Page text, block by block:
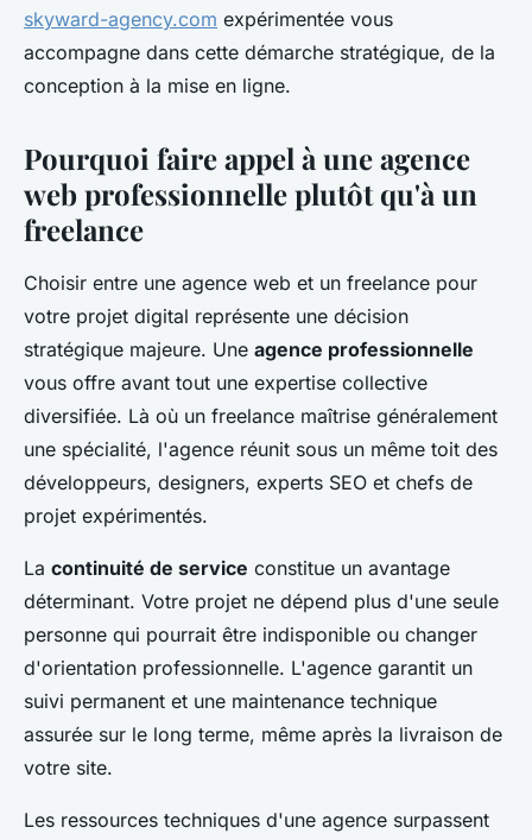
skyward-agency.com expérimentée vous
accompagne dans cette démarche stratégique, de la
conception à la mise en ligne.
Pourquoi faire appel à une agence
web professionnelle plutôt qu'à un
freelance
Choisir entre une agence web et un freelance pour
votre projet digital représente une décision
stratégique majeure. Une agence professionnelle
vous offre avant tout une expertise collective
diversifiée. Là où un freelance maîtrise généralement
une spécialité, l'agence réunit sous un même toit des
développeurs, designers, experts SEO et chefs de
projet expérimentés.
La continuité de service constitue un avantage
déterminant. Votre projet ne dépend plus d'une seule
personne qui pourrait être indisponible ou changer
d'orientation professionnelle. L'agence garantit un
suivi permanent et une maintenance technique
assurée sur le long terme, même après la livraison de
votre site.
Les ressources techniques d'une agence surpassent